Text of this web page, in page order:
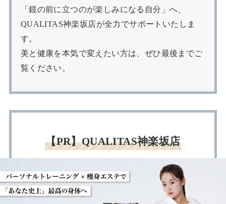
「鏡の前に立つのが楽しみになる自分」へ、
QUALITAS神楽坂店が全力でサポートいたしま
す。
美と健康を本気で変えたい方は、ぜひ最後までご
覧ください。
【PR】QUALITAS神楽坂店